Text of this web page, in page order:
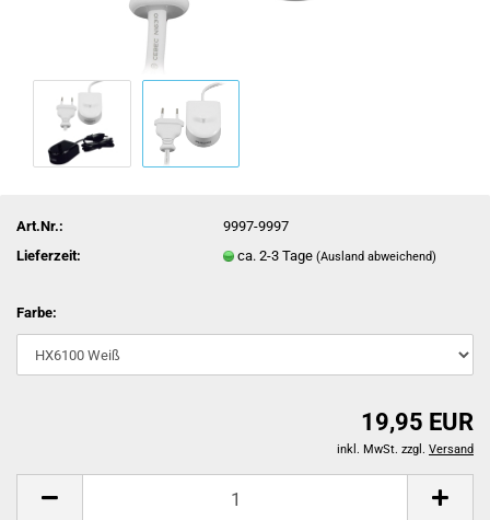
Art.Nr.:
9997-9997
Lieferzeit:
ca. 2-3 Tage(Ausland abweichend)
Farbe:
19,95 EUR
inkl. MwSt. zzgl. Versand